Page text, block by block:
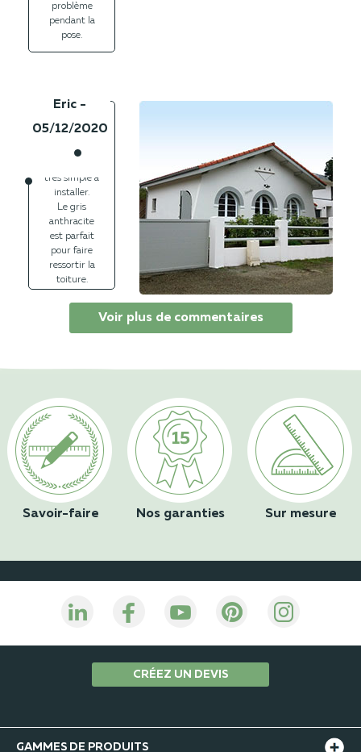
problème
pendant la
pose.
Eric -
05/12/2020
Portail
battant
très simple à
installer.
Le gris
anthracite
est parfait
pour faire
ressortir la
toiture.
Voir plus de commentaires
Savoir-faire Nos garanties Sur mesure
CRÉEZ UN DEVIS
GAMMES DE PRODUITS